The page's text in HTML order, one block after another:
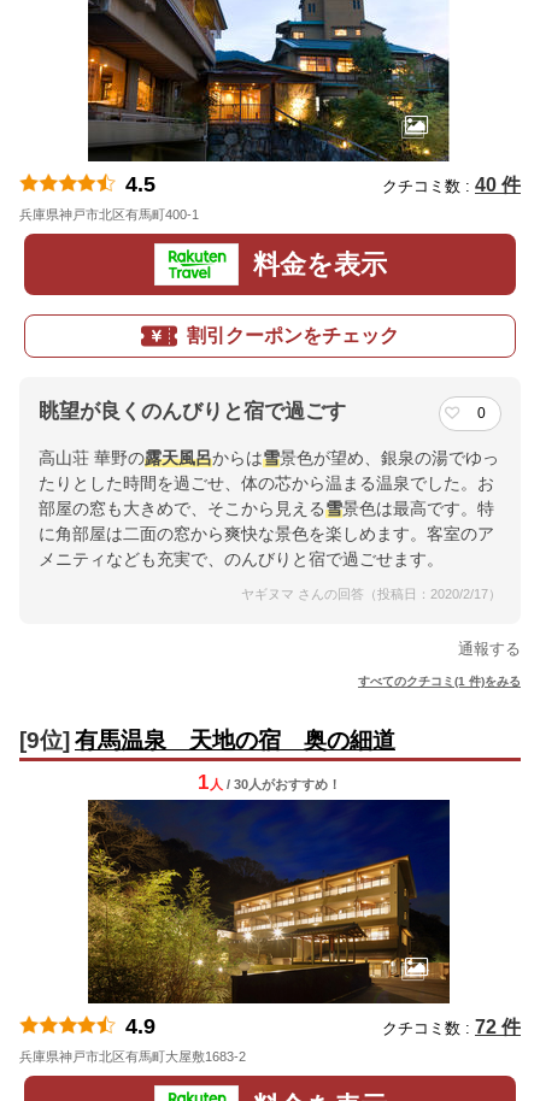
4.5 クチコミ数 : 40 件
兵庫県神戸市北区有馬町400-1
料金を表示
割引クーポンをチェック
眺望が良くのんびりと宿で過ごす 0
高山荘 華野の露天風呂からは雪景色が望め、銀泉の湯でゆっ
たりとした時間を過ごせ、体の芯から温まる温泉でした。お
部屋の窓も大きめで、そこから見える雪景色は最高です。特
に角部屋は二面の窓から爽快な景色を楽しめます。客室のア
メニティなども充実で、のんびりと宿で過ごせます。
ヤギヌマ さんの回答（投稿日：2020/2/17）
通報する
すべてのクチコミ(1 件)をみる
[9位] 有馬温泉 天地の宿 奥の細道
1 人 / 30人がおすすめ！
4.9 クチコミ数 : 72 件
兵庫県神戸市北区有馬町大屋敷1683-2